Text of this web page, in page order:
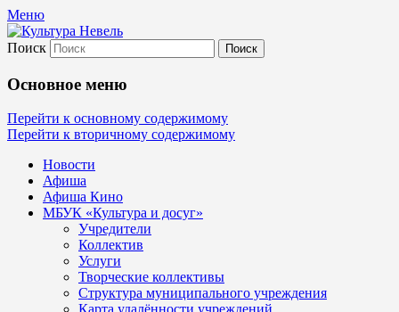
Меню
Культура Невель
МБУК Невельского района "Культура
и досуг"
Поиск
Основное меню
Перейти к основному содержимому
Перейти к вторичному содержимому
Новости
Афиша
Афиша Кино
МБУК «Культура и досуг»
Учредители
Коллектив
Услуги
Творческие коллективы
Структура муниципального учреждения